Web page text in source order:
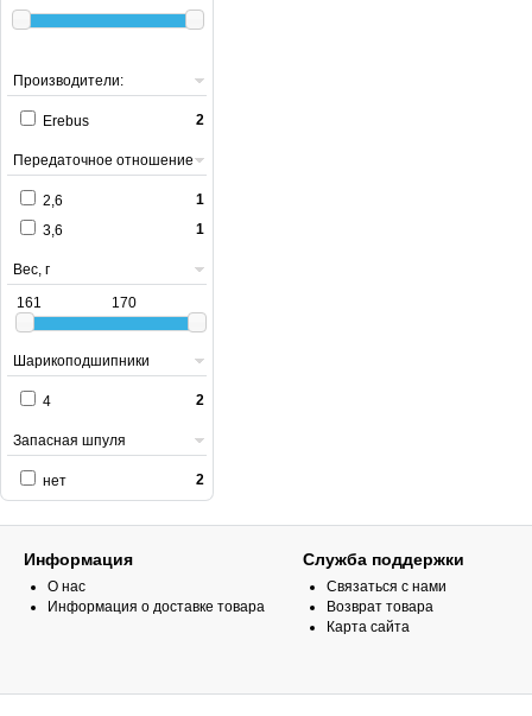
Производители:
Erebus 2
Передаточное отношение
2,6
1
3,6
1
Вес, г
161
170
Шарикоподшипники
4 2
Запасная шпуля
нет 2
Информация
О нас
Информация о доставке товара
Служба поддержки
Связаться с нами
Возврат товара
Карта сайта